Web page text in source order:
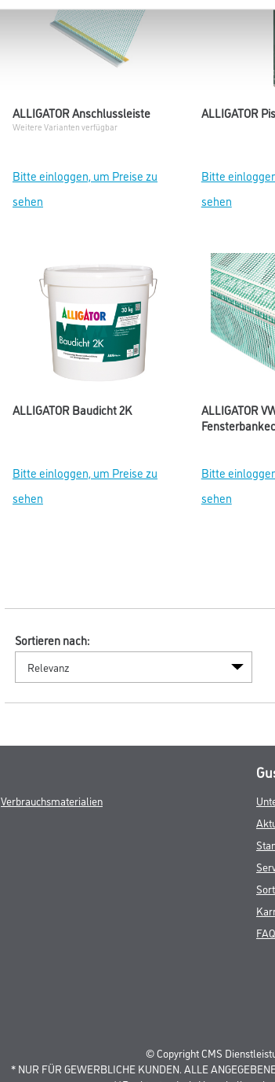
ALLIGATOR Anschlussleiste
Weitere Varianten verfügbar
Bitte einloggen, um Preise zu
sehen
ALLIGATOR
Bitte
sehen
ALLIGATOR Baudicht 2K
Bitte einloggen, um Preise zu
sehen
ALLIGATOR
Bitte
sehen
Sortieren nach:
Verbrauchsmaterialien
FAQ
© Copyright CMS
* NUR FÜR GEWERBLICHE KUNDEN. ALLE